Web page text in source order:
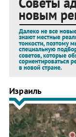
Израиль